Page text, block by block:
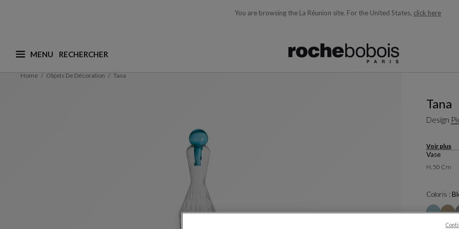
You are browsing the La Réunion site. For the United States, click here
MENU
Que recherchez-vous ? (nous adaptons les suggestions en fonction de ce que vous recherchez)
Home Objets De Décoration Tana
Tana
Design
Voir plus
Vase
H. 50 Cm
Coloris :